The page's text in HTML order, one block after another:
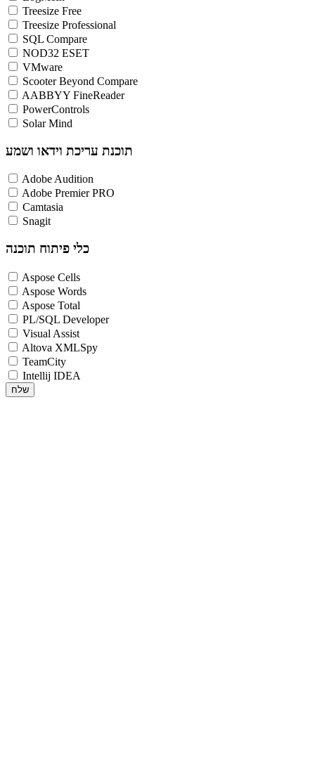
Treesize Free
Treesize Professional
SQL Compare
NOD32 ESET
VMware
Scooter Beyond Compare
AABBYY FineReader
PowerControls
Solar Mind
תוכנת עריכת וידאו ושמע
Adobe Audition
Adobe Premier PRO
Camtasia
Snagit
כלי פיתוח תוכנה
Aspose Cells
Aspose Words
Aspose Total
PL/SQL Developer
Visual Assist
Altova XMLSpy
TeamCity
Intellij IDEA